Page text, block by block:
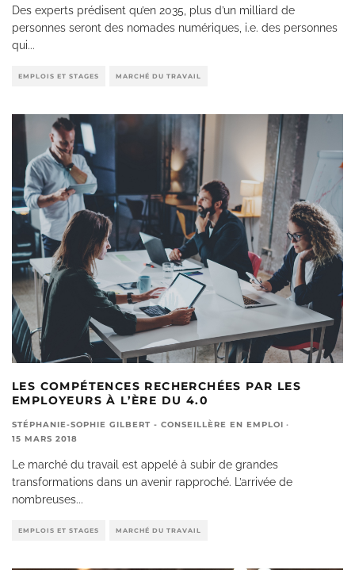
Des experts prédisent qu’en 2035, plus d’un milliard de
personnes seront des nomades numériques, i.e. des personnes
qui...
EMPLOIS ET STAGES MARCHÉ DU TRAVAIL
LES COMPÉTENCES RECHERCHÉES PAR LES
EMPLOYEURS À L’ÈRE DU 4.0
STÉPHANIE-SOPHIE GILBERT - CONSEILLÈRE EN EMPLOI ·
15 MARS 2018
Le marché du travail est appelé à subir de grandes
transformations dans un avenir rapproché. L’arrivée de
nombreuses...
EMPLOIS ET STAGES MARCHÉ DU TRAVAIL